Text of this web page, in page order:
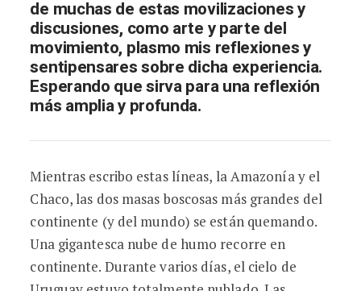
de muchas de estas movilizaciones y
discusiones, como arte y parte del
movimiento, plasmo mis reflexiones y
sentipensares sobre dicha experiencia.
Esperando que sirva para una reflexión
más amplia y profunda.
Mientras escribo estas líneas, la Amazonía y el
Chaco, las dos masas boscosas más grandes del
continente (y del mundo) se están quemando.
Una gigantesca nube de humo recorre en
continente. Durante varios días, el cielo de